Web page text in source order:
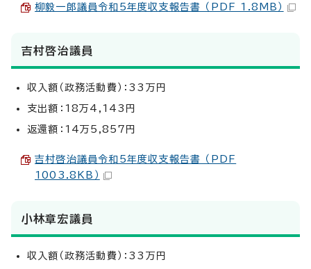
柳毅一郎議員令和5年度収支報告書 （PDF 1.8MB）
吉村啓治議員
収入額（政務活動費）：33万円
支出額：18万4,143円
返還額：14万5,857円
吉村啓治議員令和5年度収支報告書 （PDF
1003.8KB）
小林章宏議員
収入額（政務活動費）：33万円